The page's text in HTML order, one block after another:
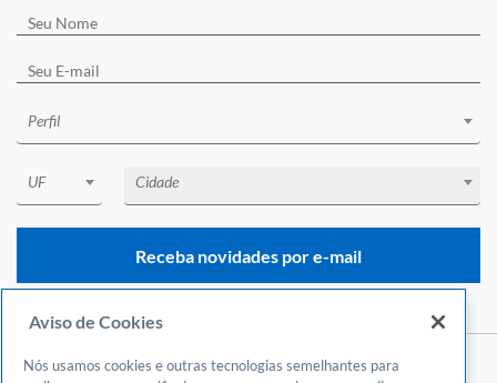
Perfil
UF Cidade
Receba novidades por e-mail
Aviso de Cookies
Nós usamos cookies e outras tecnologias semelhantes para